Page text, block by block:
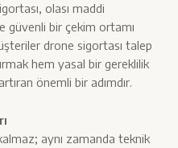
olası maddi
güvenli bir çekim ortamı
drone sigortası talep
hem yasal bir gereklilik
önemli bir adımdır.
aynı zamanda teknik